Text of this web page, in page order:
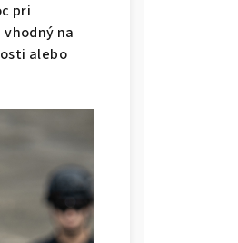
pri
vhodný na
alebo